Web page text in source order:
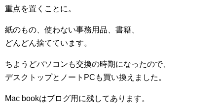
重点を置くことに。
紙のもの、使わない事務用品、書籍、
どんどん捨てています。
ちようどパソコンも交換の時期になったので、
デスクトップとノートPCも買い換えました。
Mac bookはブログ用に残してあります。